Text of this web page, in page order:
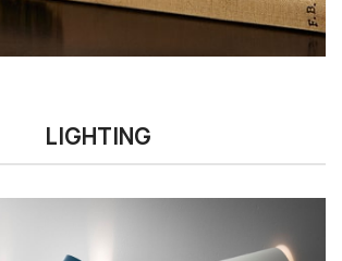
LIGHTING